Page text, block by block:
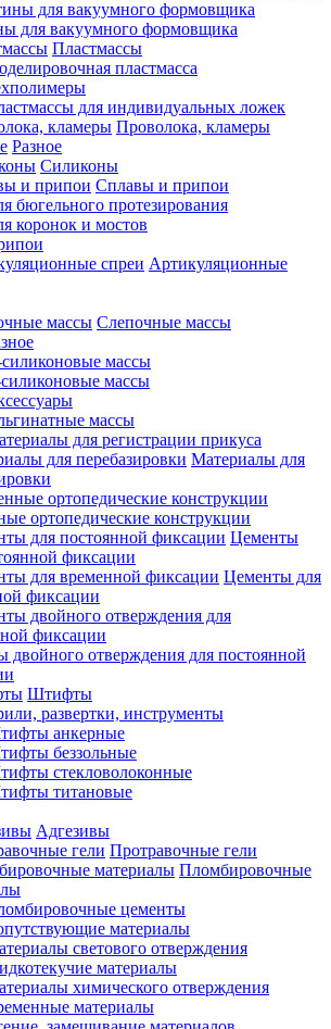
для вакуумного формовщика
Пластмассы
пластмасса
для индивидуальных ложек
Проволока, кламеры
Разное
Силиконы
Сплавы и припои
бюгельного протезирования
коронок и мостов
Артикуляционные
Слепочные массы
массы
массы
массы
для регистрации прикуса
Материалы для
ортопедические конструкции
Цементы
фиксации
Цементы для
фиксации
двойного отверждения для постоянной
Штифты
развертки, инструменты
анкерные
беззольные
стекловолоконные
титановые
Адгезивы
Протравочные гели
Пломбировочные
цементы
материалы
светового отверждения
материалы
химического отверждения
материалы